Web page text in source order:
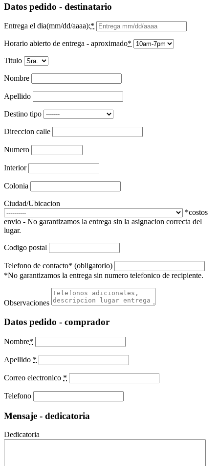
Datos pedido - destinatario
Entrega el dia(mm/dd/aaaa):*
Horario abierto de entrega - aproximado*
Titulo
Nombre
Apellido
Destino tipo
Direccion calle
Numero
Interior
Colonia
Ciudad/Ubicacion
*costos
envio - No garantizamos la entrega sin la asignacion correcta del
lugar.
Codigo postal
Telefono de contacto* (obligatorio)
*No garantizamos la entrega sin numero telefonico de recipiente.
Observaciones
Datos pedido - comprador
Nombre*
Apellido *
Correo electronico *
Telefono
Mensaje - dedicatoria
Dedicatoria